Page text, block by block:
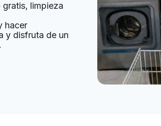
limpieza
hacer
y disfruta de un